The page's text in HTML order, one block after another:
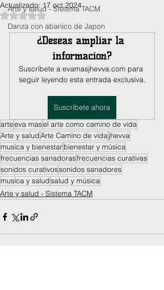
Arte y salud - Sistema TACM
Danza con abanico de Japon
Actualizado:17 oct 2024
Obtuvo NaN de 5 estrellas.
¿Deseas ampliar la
información?
Suscríbete a evamasjhevva.com para
seguir leyendo esta entrada exclusiva.
Suscríbete ahora
arteeva masel arte como camino de vida
Arte y saludArte Camino de vidajhevva
musica y bienestarbienestar y música
frecuencias sanadorasfrecuencias curativas
sonidos curativossonidos sanadores
musica y saludsalud y música
Arte y salud - Sistema TACM